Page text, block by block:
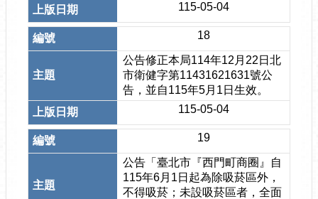
115-05-04
18
公告修正本局114年12月22日北
市衛健字第11431621631號公
告，並自115年5月1日生效。
115-05-04
19
公告「臺北市『西門町商圈』自
115年6月1日起為除吸菸區外，
不得吸菸；未設吸菸區者，全面